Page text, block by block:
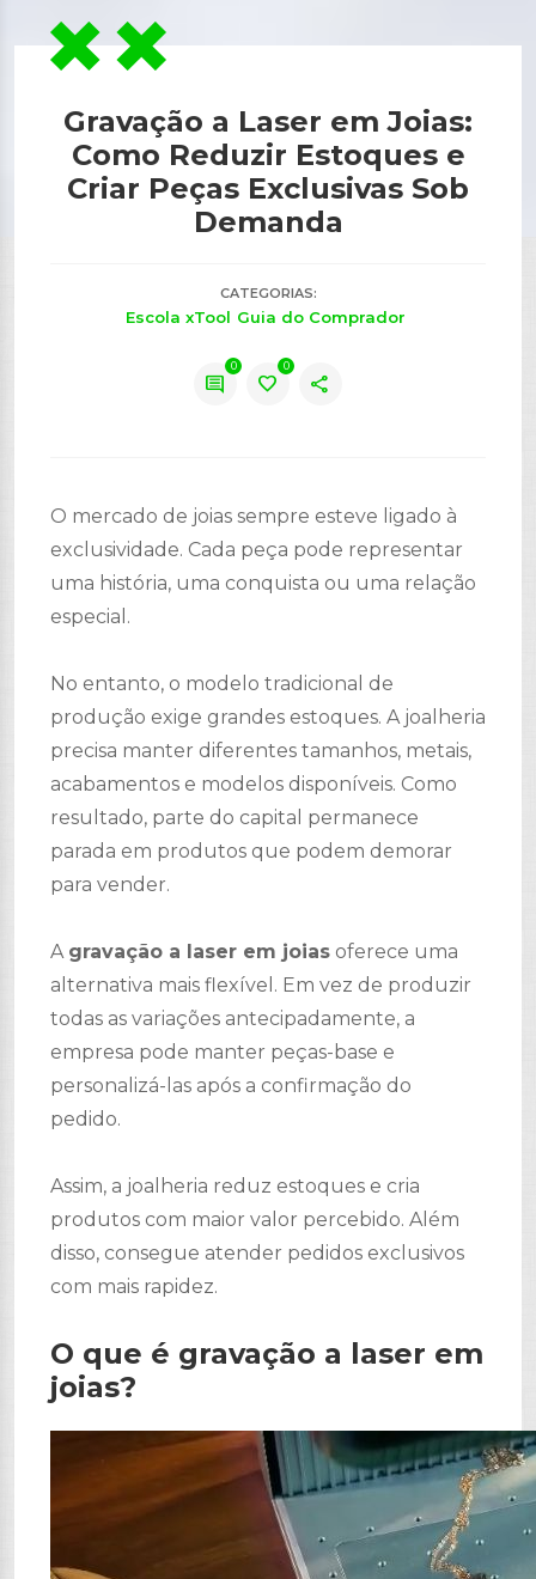
Gravação a Laser em Joias:
Como Reduzir Estoques e
Criar Peças Exclusivas Sob
Demanda
CATEGORIAS:
Escola xTool Guia do Comprador
comment
0
favorite
0
share
O mercado de joias sempre esteve ligado à
exclusividade. Cada peça pode representar
uma história, uma conquista ou uma relação
especial.
No entanto, o modelo tradicional de
produção exige grandes estoques. A joalheria
precisa manter diferentes tamanhos, metais,
acabamentos e modelos disponíveis. Como
resultado, parte do capital permanece
parada em produtos que podem demorar
para vender.
A gravação a laser em joias oferece uma
alternativa mais flexível. Em vez de produzir
todas as variações antecipadamente, a
empresa pode manter peças-base e
personalizá-las após a confirmação do
pedido.
Assim, a joalheria reduz estoques e cria
produtos com maior valor percebido. Além
disso, consegue atender pedidos exclusivos
com mais rapidez.
O que é gravação a laser em
joias?